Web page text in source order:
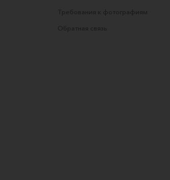
Требования к фотографиям
Обратная связь